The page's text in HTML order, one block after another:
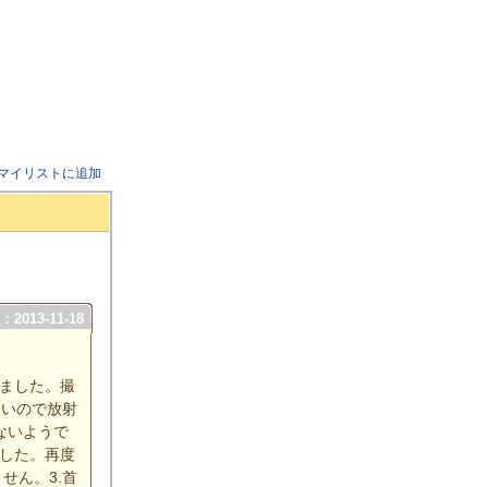
イリストに追加
2013-11-18
した。撮
ので放射
いようで
た。再度
ん。3.首